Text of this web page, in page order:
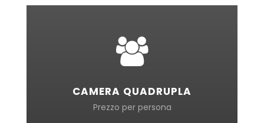
CAMERA QUADRUPLA
Prezzo per persona